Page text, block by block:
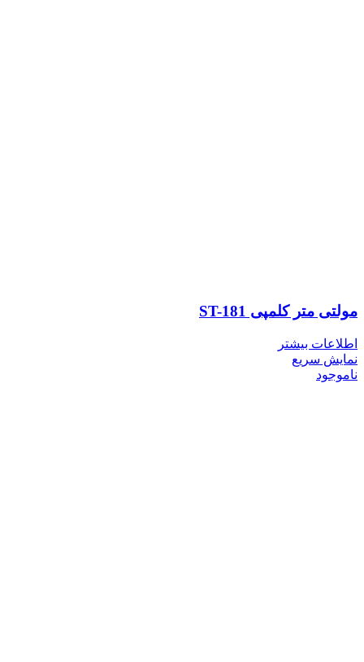
مولتی متر کلمپی ST-181
اطلاعات بیشتر
نمایش سریع
ناموجود